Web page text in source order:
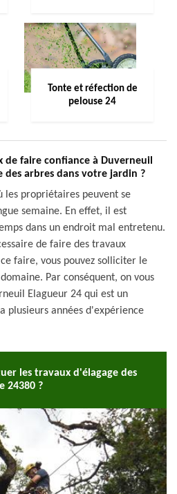
Tonte et réfection de
pelouse 24
de faire confiance à Duverneuil
des arbres dans votre jardin ?
les propriétaires peuvent se
semaine. En effet, il est
dans un endroit mal entretenu.
de faire des travaux
faire, vous pouvez solliciter le
Par conséquent, on vous
Elagueur 24 qui est un
plusieurs années d'expérience
les travaux d'élagage des
24380 ?